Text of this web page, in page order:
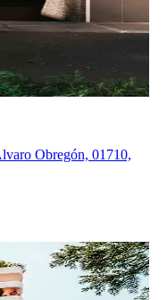
Obregón, 01710,